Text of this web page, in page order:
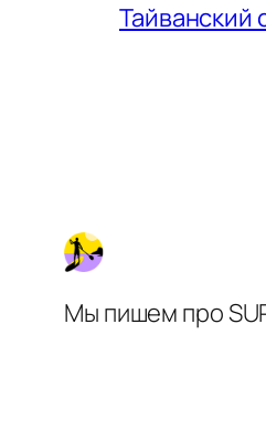
Тайванский
Мы пишем про